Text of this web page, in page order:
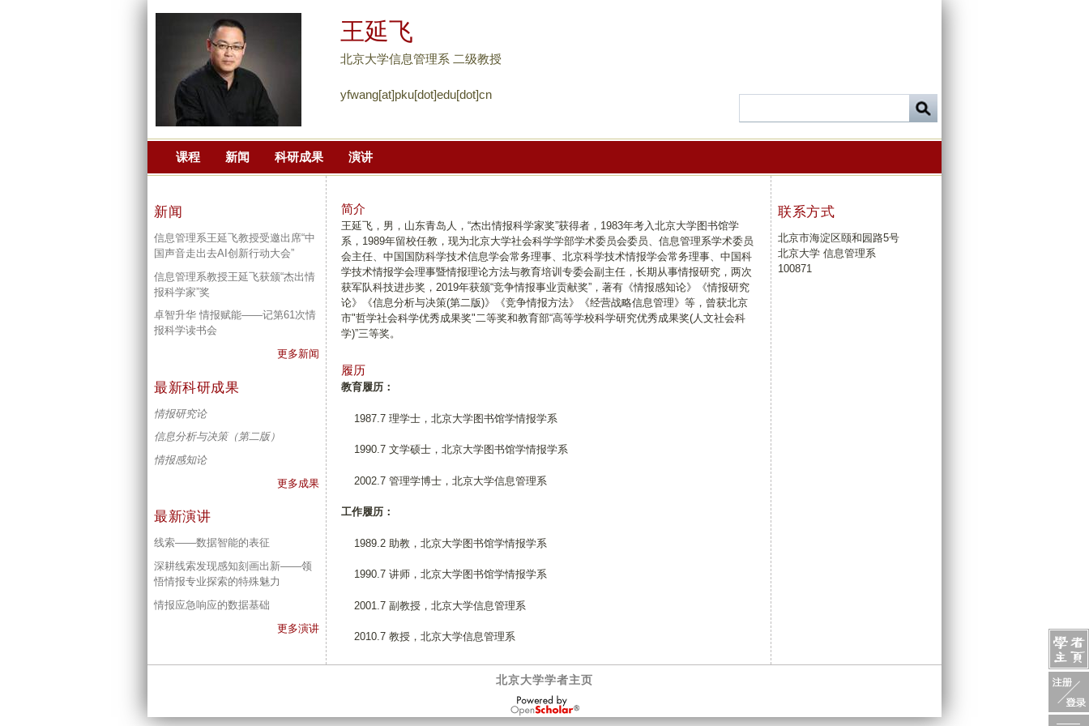
到
面
主
内
部
分
王延飞
北京大学信息管理系 二级教授
yfwang[at]pku[dot]edu[dot]cn
课程 新闻 科研成果 演讲
简介
王延飞，男，山东青岛人，“杰出情报科学家奖”获得者，1983年考入北京大学图书馆学
系，1989年留校任教，现为北京大学社会科学学部学术委员会委员、信息管理系学术委员
会主任、中国国防科学技术信息学会常务理事、北京科学技术情报学会常务理事、中国科
学技术情报学会理事暨情报理论方法与教育培训专委会副主任，长期从事情报研究，两次
获军队科技进步奖，2019年获颁“竞争情报事业贡献奖”，著有《情报感知论》《情报研究
论》《信息分析与决策(第二版)》《竞争情报方法》《经营战略信息管理》等，曾获北京
市"哲学社会科学优秀成果奖"二等奖和教育部“高等学校科学研究优秀成果奖(人文社会科
学)”三等奖。
履历
教育履历：
1987.7 理学士，北京大学图书馆学情报学系
1990.7 文学硕士，北京大学图书馆学情报学系
2002.7 管理学博士，北京大学信息管理系
工作履历：
1989.2 助教，北京大学图书馆学情报学系
1990.7 讲师，北京大学图书馆学情报学系
2001.7 副教授，北京大学信息管理系
2010.7 教授，北京大学信息管理系
新闻
信息管理系王延飞教授受邀出席“中
国声音走出去AI创新行动大会”
信息管理系教授王延飞获颁“杰出情
报科学家”奖
卓智升华 情报赋能——记第61次情
报科学读书会
更多新闻
最新科研成果
情报研究论
信息分析与决策（第二版）
情报感知论
更多成果
最新演讲
线索——数据智能的表征
深耕线索发现感知刻画出新——领
悟情报专业探索的特殊魅力
情报应急响应的数据基础
更多演讲
联系方式
北京市海淀区颐和园路5号
北京大学 信息管理系
100871
北京大学学者主页
OpenScholar